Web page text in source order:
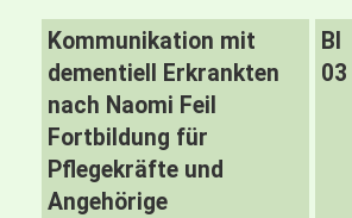
Kommunikation mit
dementiell Erkrankten
nach Naomi Feil
Fortbildung für
Pflegekräfte und
Angehörige
BI
03